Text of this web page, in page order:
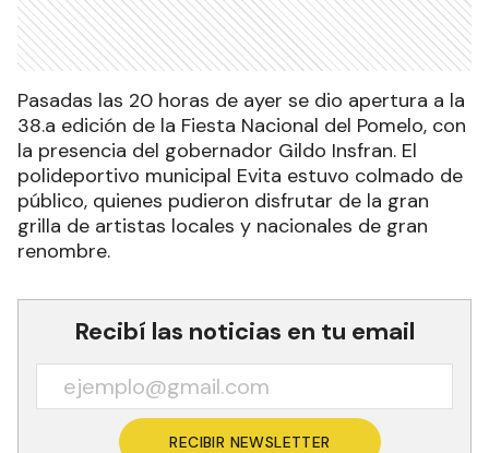
Pasadas las 20 horas de ayer se dio apertura a la
38.a edición de la Fiesta Nacional del Pomelo, con
la presencia del gobernador Gildo Insfran. El
polideportivo municipal Evita estuvo colmado de
público, quienes pudieron disfrutar de la gran
grilla de artistas locales y nacionales de gran
renombre.
Recibí las noticias en tu email
RECIBIR NEWSLETTER